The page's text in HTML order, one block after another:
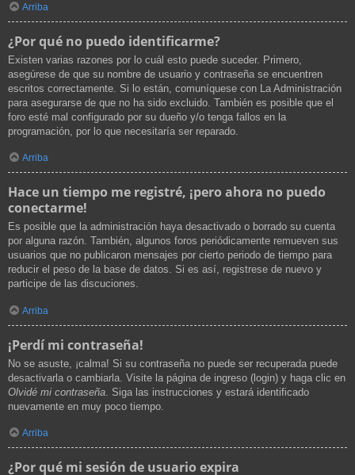
Arriba
¿Por qué no puedo identificarme?
Existen varias razones por lo cuál esto puede suceder. Primero,
asegúrese de que su nombre de usuario y contraseña se encuentren
escritos correctamente. Si lo están, comuníquese con La Administración
para asegurarse de que no ha sido excluido. También es posible que el
foro esté mal configurado por su dueño y/o tenga fallos en la
programación, por lo que necesitaría ser reparado.
Arriba
Hace un tiempo me registré, ¡pero ahora no puedo
conectarme!
Es posible que la administración haya desactivado o borrado su cuenta
por alguna razón. También, algunos foros periódicamente remueven sus
usuarios que no publicaron mensajes por cierto periodo de tiempo para
reducir el peso de la base de datos. Si es así, registrese de nuevo y
participe de las discuciones.
Arriba
¡Perdí mi contraseña!
No se asuste, ¡calma! Si su contraseña no puede ser recuperada puede
desactivarla o cambiarla. Visite la página de ingreso (login) y haga clic en
Olvidé mi contraseña . Siga las instrucciones y estará identificado
nuevamente en muy poco tiempo.
Arriba
¿Por qué mi sesión de usuario expira